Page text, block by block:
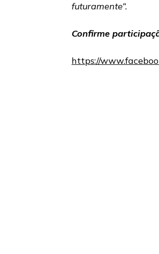
futuramente”.
Confirme
https://